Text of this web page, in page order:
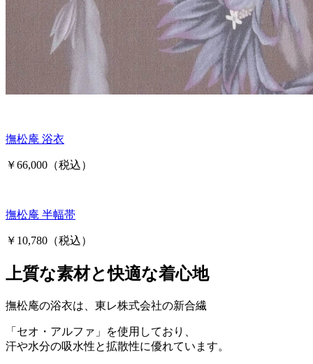
撫松庵 浴衣
￥66,000（税込）
撫松庵 半幅帯
￥10,780（税込）
上質な素材と快適な着心地
撫松庵の浴衣は、東レ株式会社の新合繊
「セオ・アルファ」を使用しており、
汗や水分の吸水性と拡散性に優れています。